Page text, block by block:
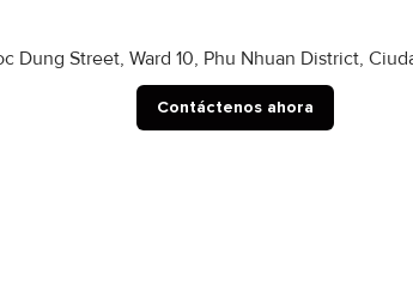
Dung Street, Ward 10, Phu Nhuan District,
Contáctenos ahora